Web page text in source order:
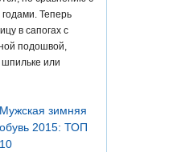
Теперь
в сапогах с
подошвой,
или
Мужская зимняя
обувь 2015: ТОП
10